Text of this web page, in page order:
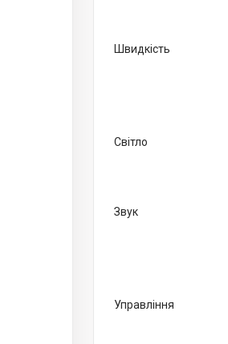
Швидкість
Світло
Звук
Управління